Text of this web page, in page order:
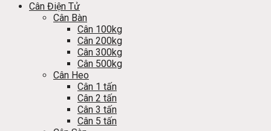
Cân Điện Tử
Cân Bàn
Cân 100kg
Cân 200kg
Cân 300kg
Cân 500kg
Cân Heo
Cân 1 tấn
Cân 2 tấn
Cân 3 tấn
Cân 5 tấn